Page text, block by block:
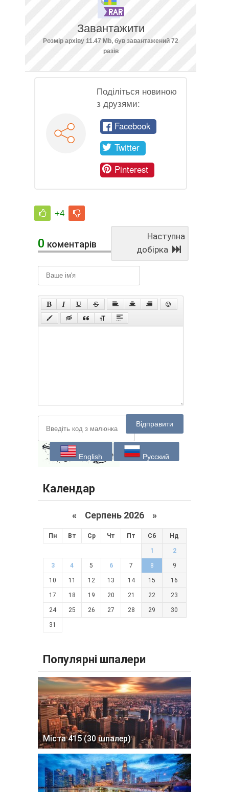
Завантажити
Розмір архіву 11.47 Mb, був завантажений 72
разів
Поділіться новиною
з друзями:
Facebook
Twitter
Pinterest
+4
Наступна
добірка
0 коментарів
Відправити
English Русский
Календар
« Серпень 2026 »
Пн Вт Ср Чт Пт Сб Нд
1 2
3 4 5 6 7 8 9
10 11 12 13 14 15 16
17 18 19 20 21 22 23
24 25 26 27 28 29 30
31
Популярні шпалери
Міста 415 (30 шпалер)